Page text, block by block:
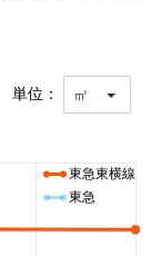
単位： ㎡
東急東横線
東急